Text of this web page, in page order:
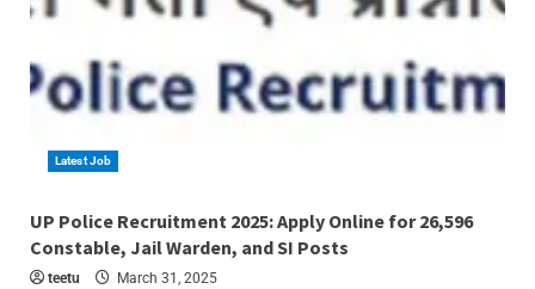
Latest Job
UP Police Recruitment 2025: Apply Online for 26,596
Constable, Jail Warden, and SI Posts
teetu March 31, 2025